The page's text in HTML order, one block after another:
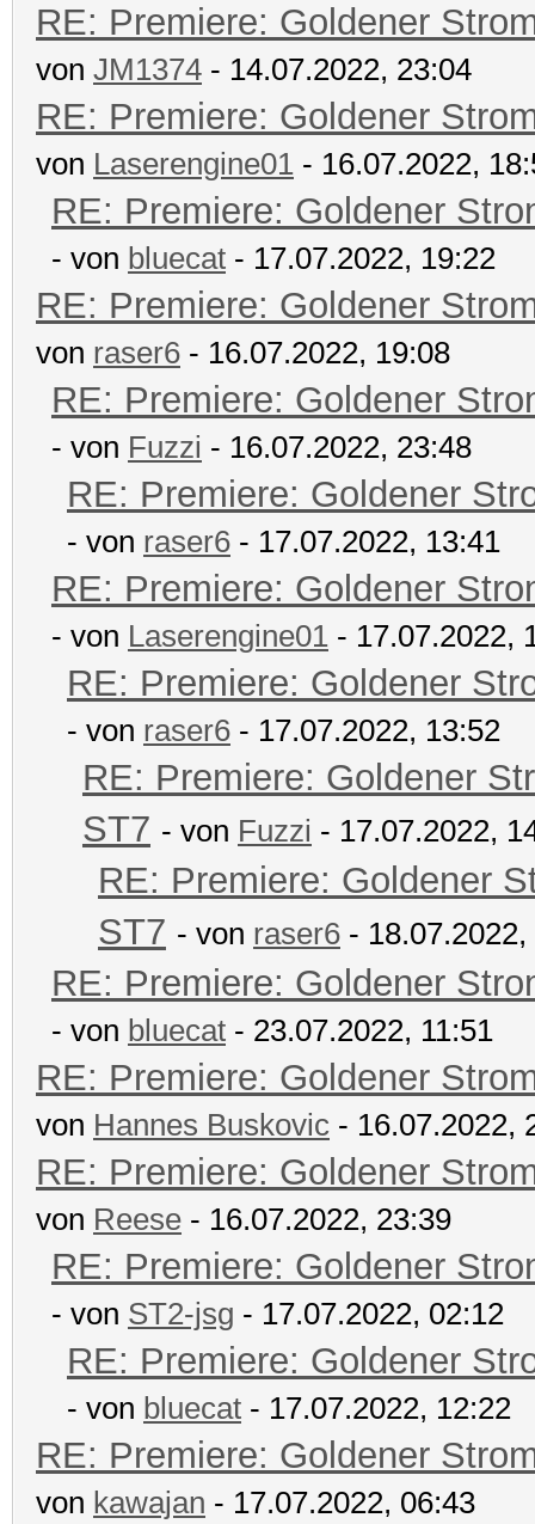
RE: Premiere: Goldener
von JM1374 - 14.07.2022, 23:04
RE: Premiere: Goldener
von Laserengine01 - 16.07.2022,
RE: Premiere: Goldener
- von bluecat - 17.07.2022, 19:22
RE: Premiere: Goldener
von raser6 - 16.07.2022, 19:08
RE: Premiere: Goldener
- von Fuzzi - 16.07.2022, 23:48
RE: Premiere: Goldener
- von raser6 - 17.07.2022, 13:41
RE: Premiere: Goldener
- von Laserengine01 - 17.07.2022,
RE: Premiere: Goldener
- von raser6 - 17.07.2022, 13:52
RE: Premiere: Goldener
ST7 - von Fuzzi - 17.07.2022,
RE: Premiere: Goldener
ST7 - von raser6 - 18.07.2022,
RE: Premiere: Goldener
- von bluecat - 23.07.2022, 11:51
RE: Premiere: Goldener
von Hannes Buskovic - 16.07.2022,
RE: Premiere: Goldener
von Reese - 16.07.2022, 23:39
RE: Premiere: Goldener
- von ST2-jsg - 17.07.2022, 02:12
RE: Premiere: Goldener
- von bluecat - 17.07.2022, 12:22
RE: Premiere: Goldener
von kawajan - 17.07.2022, 06:43